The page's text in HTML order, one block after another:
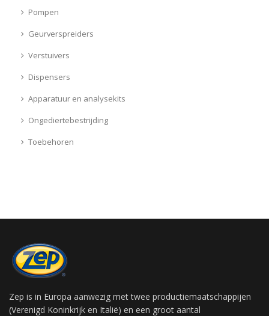
Pompen
Geurverspreiders
Verstuivers
Dispensers
Apparatuur en analysekits
Ongediertebestrijding
Toebehoren
Zep is in Europa aanwezig met twee productiemaatschappijen
(Verenigd Koninkrijk en Italië) en een groot aantal